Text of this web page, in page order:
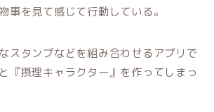
事を見て感じて行動している。
スタンプなどを組み合わせるアプリで
『摂理キャラクター』を作ってしまっ